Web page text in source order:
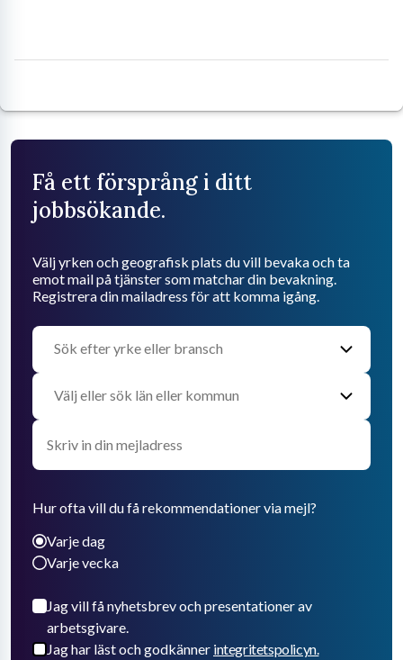
Få ett försprång i ditt
jobbsökande.
Välj yrken och geografisk plats du vill bevaka och ta
emot mail på tjänster som matchar din bevakning.
Registrera din mailadress för att komma igång.
Hur ofta vill du få rekommendationer via mejl?
Varje dag
Varje vecka
Jag vill få nyhetsbrev och presentationer av
arbetsgivare.
Jag har läst och godkänner integritetspolicyn.